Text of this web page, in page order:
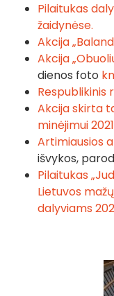
Pilaitukas
žaidynėse.
Akcija
Akcija
dienos foto
Respublikinis
Akcija skirta
minėjimui 2021
Artimiausios
išvykos,
Pilaitukas
Lietuvos
dalyviams